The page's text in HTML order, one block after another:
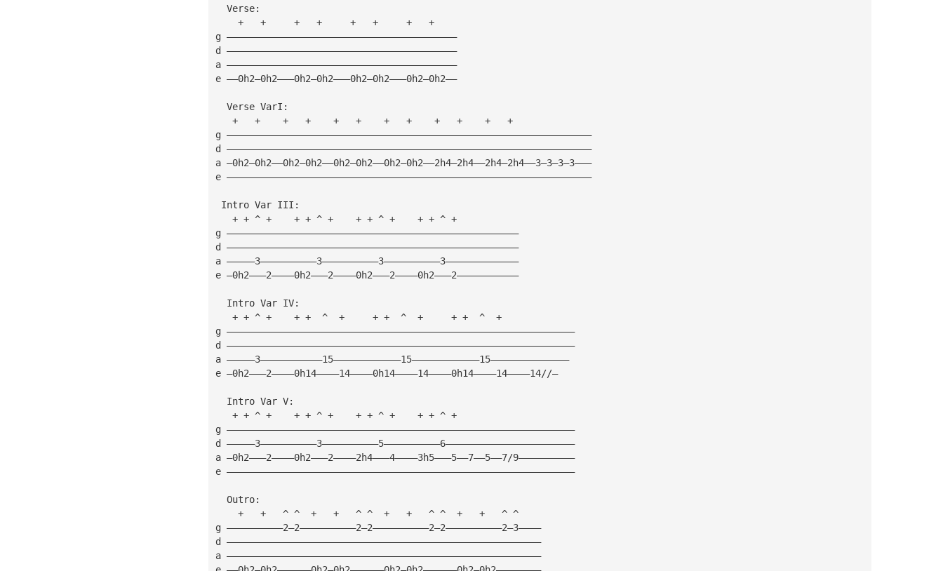
  Verse:
    +   +     +   +     +   +     +   +
g —————————————————————————————————————————
d —————————————————————————————————————————
a —————————————————————————————————————————
e ——0h2—0h2———0h2—0h2———0h2—0h2———0h2—0h2——
  Verse VarI:
   +   +    +   +    +   +    +   +    +   +    +   +
g —————————————————————————————————————————————————————————————————
d —————————————————————————————————————————————————————————————————
a —0h2—0h2——0h2—0h2——0h2—0h2——0h2—0h2——2h4—2h4——2h4—2h4——3—3—3—3———
e —————————————————————————————————————————————————————————————————
Intro Var III:
   + + ^ +    + + ^ +    + + ^ +    + + ^ +
g ————————————————————————————————————————————————————
d ————————————————————————————————————————————————————
a —————3——————————3——————————3——————————3—————————————
e —0h2———2————0h2———2————0h2———2————0h2———2———————————
  Intro Var IV:
   + + ^ +    + +  ^  +     + +  ^  +     + +  ^  +
g ——————————————————————————————————————————————————————————————
d ——————————————————————————————————————————————————————————————
a —————3———————————15————————————15————————————15——————————————
e —0h2———2————0h14————14————0h14————14————0h14————14————14//—
  Intro Var V:
   + + ^ +    + + ^ +    + + ^ +    + + ^ +
g ——————————————————————————————————————————————————————————————
d —————3——————————3——————————5——————————6———————————————————————
a —0h2———2————0h2———2————2h4———4————3h5———5——7——5——7/9——————————
e ——————————————————————————————————————————————————————————————
  Outro:
    +   +   ^ ^  +   +   ^ ^  +   +   ^ ^  +   +   ^ ^
g ——————————2—2——————————2—2——————————2—2——————————2—3————
d ————————————————————————————————————————————————————————
a ————————————————————————————————————————————————————————